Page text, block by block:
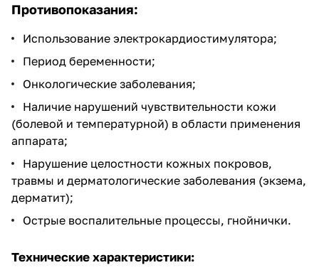
Противопоказания:
Использование электрокардиостимулятора;
Период беременности;
Онкологические заболевания;
Наличие нарушений чувствительности кожи
(болевой и температурной) в области применения
аппарата;
Нарушение целостности кожных покровов,
травмы и дерматологические заболевания (экзема,
дерматит);
Острые воспалительные процессы, гнойнички.
Технические характеристики: